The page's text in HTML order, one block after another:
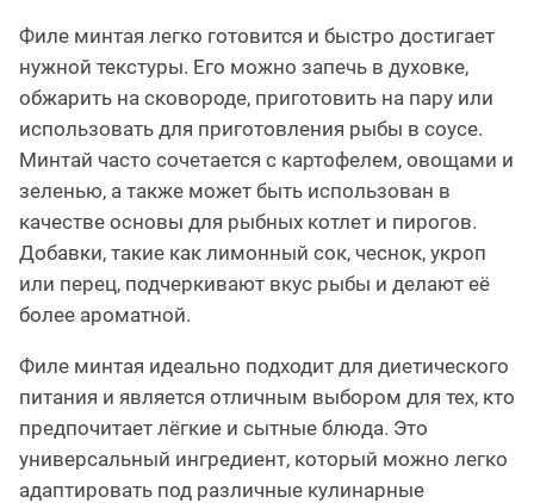
Филе минтая легко готовится и быстро достигает
нужной текстуры. Его можно запечь в духовке,
обжарить на сковороде, приготовить на пару или
использовать для приготовления рыбы в соусе.
Минтай часто сочетается с картофелем, овощами и
зеленью, а также может быть использован в
качестве основы для рыбных котлет и пирогов.
Добавки, такие как лимонный сок, чеснок, укроп
или перец, подчеркивают вкус рыбы и делают её
более ароматной.
Филе минтая идеально подходит для диетического
питания и является отличным выбором для тех, кто
предпочитает лёгкие и сытные блюда. Это
универсальный ингредиент, который можно легко
адаптировать под различные кулинарные